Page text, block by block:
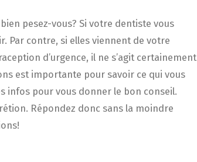
pesez-vous? Si votre dentiste vous
Par contre, si elles viennent de votre
d’urgence, il ne s’agit certainement
est importante pour savoir ce qui vous
infos pour vous donner le bon conseil.
Répondez donc sans la moindre